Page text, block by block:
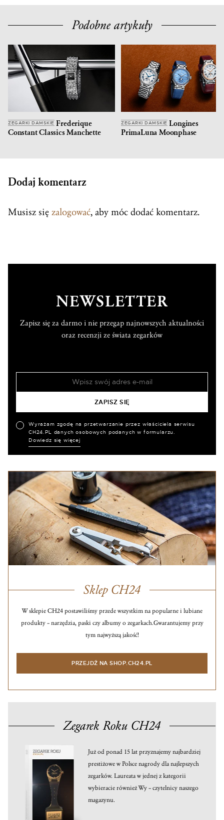
Podobne artykuły
ZEGARKI DAMSKIEFrederique
Constant Classics Manchette
ZEGARKI DAMSKIELongines
PrimaLuna Moonphase
Dodaj komentarz
Musisz się zalogować, aby móc dodać komentarz.
NEWSLETTER
Zapisz się za darmo i nie przegap najnowszych aktualności
oraz recenzji ze świata zegarków
Wyrażam zgodę na przetwarzanie przez właściciela serwisu
CH24.PL danych osobowych podanych w formularzu.
Dowiedz się więcej
Sklep CH24
W sklepie CH24 postawiliśmy przede wszystkim na popularne i lubiane
produkty – narzędzia, paski czy albumy o zegarkach.Gwarantujemy przy
tym najwyższą jakość!
PRZEJDŹ NA SHOP.CH24.PL
Zegarek Roku CH24
Już od ponad 15 lat przyznajemy najbardziej
prestiżowe w Polsce nagrody dla najlepszych
zegarków. Laureata w jednej z kategorii
wybieracie również Wy – czytelnicy naszego
magazynu.